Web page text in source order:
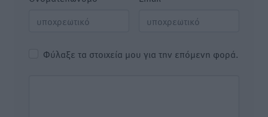
Φύλαξε τα στοιχεία μου για την επόμενη φορά.